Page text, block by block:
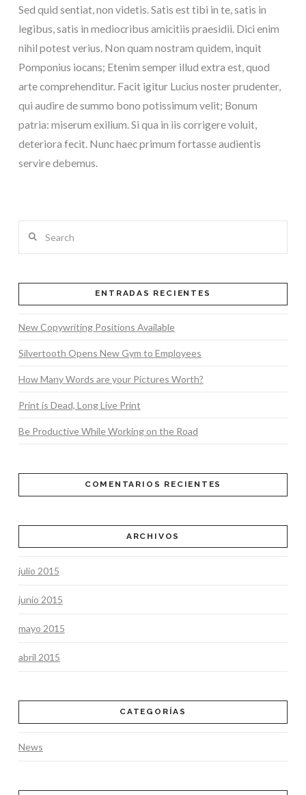
Sed quid sentiat, non videtis. Satis est tibi in te, satis in
legibus, satis in mediocribus amicitiis praesidii. Dici enim
nihil potest verius. Non quam nostram quidem, inquit
Pomponius iocans; Etenim semper illud extra est, quod
arte comprehenditur. Facit igitur Lucius noster prudenter,
qui audire de summo bono potissimum velit; Bonum
patria: miserum exilium. Si qua in iis corrigere voluit,
deteriora fecit. Nunc haec primum fortasse audientis
servire debemus.
ENTRADAS RECIENTES
New Copywriting Positions Available
Silvertooth Opens New Gym to Employees
How Many Words are your Pictures Worth?
Print is Dead, Long Live Print
Be Productive While Working on the Road
COMENTARIOS RECIENTES
ARCHIVOS
julio 2015
junio 2015
mayo 2015
abril 2015
CATEGORÍAS
News